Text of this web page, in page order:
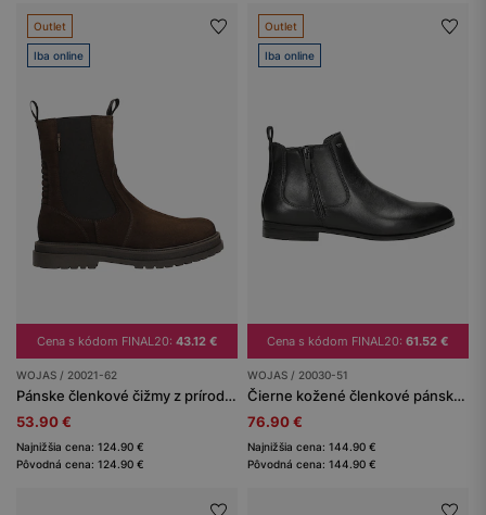
Outlet
Iba online
Cena s kódom FINAL20: 43.12 €
WOJAS / 20021-62
Pánske členkové čižmy z prírodnej kože na každý deň
53.90 €
Najnižšia cena: 124.90 €
Pôvodná cena: 124.90 €
Outlet
Iba online
Cena s kódom FINAL20: 61.52 €
WOJAS / 20030-51
Čierne kožené členkové pánske poltopánky so zipsom
76.90 €
Najnižšia cena: 144.90 €
Pôvodná cena: 144.90 €